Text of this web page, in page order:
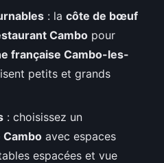
: la côte de bœuf
Cambo pour
française Cambo-les-
petits et grands
: choisissez un
avec espaces
espacées et vue